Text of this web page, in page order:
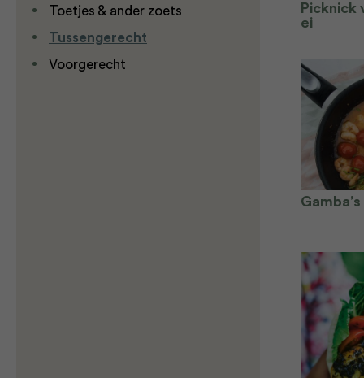
Toetjes & ander zoets
Tussengerecht
Voorgerecht
Picknick
ei
Gamba’s